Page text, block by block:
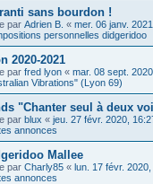
sans bourdon !
par Adrien B. « mer. 06 janv.
personnelles didgeridoo
2020-2021
par fred lyon « mar. 08 sept.
Vibrations" (Lyon 69)
"Chanter seul à deux
par blux « jeu. 27 févr. 2020,
annonces
Mallee
par Charly85 « lun. 17 févr.
annonces